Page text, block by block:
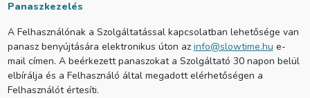
Panaszkezelés
A Felhasználónak a Szolgáltatással kapcsolatban lehetősége van
panasz benyújtására elektronikus úton az info@slowtime.hu e-
mail címen. A beérkezett panaszokat a Szolgáltató 30 napon belül
elbírálja és a Felhasználó által megadott elérhetőségen a
Felhasználót értesíti.